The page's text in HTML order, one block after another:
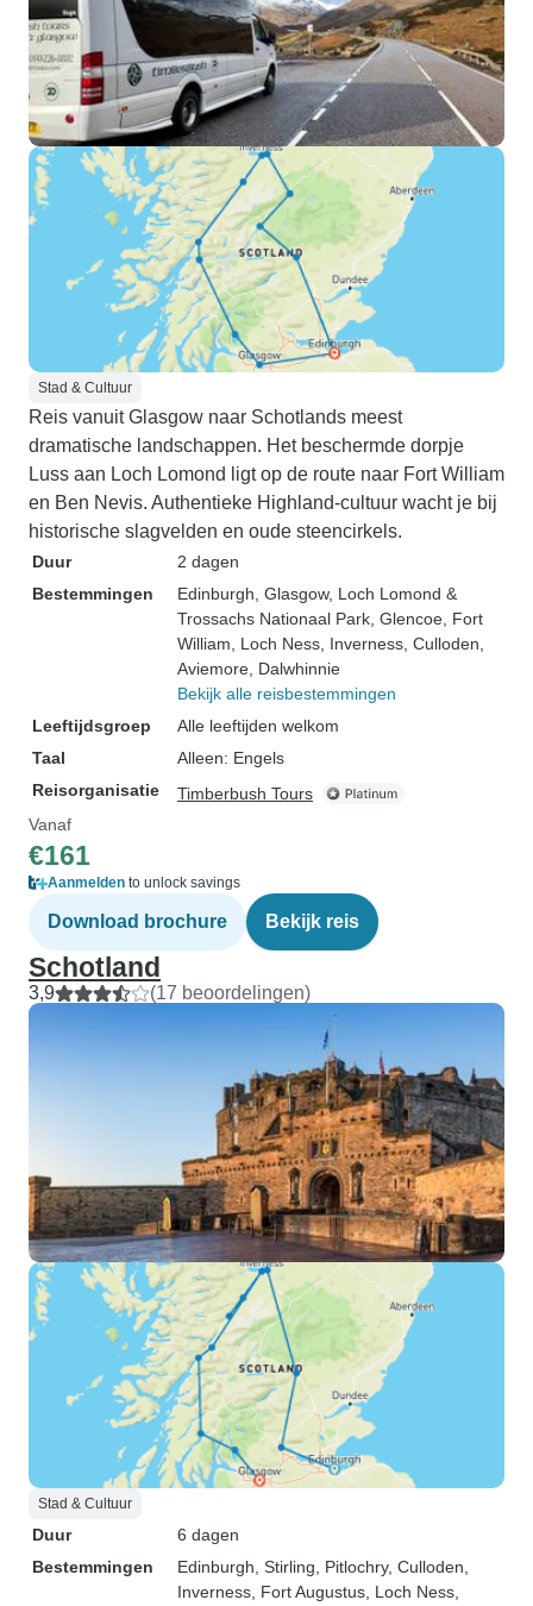
Stad & Cultuur
Reis vanuit Glasgow naar Schotlands meest
dramatische landschappen. Het beschermde dorpje
Luss aan Loch Lomond ligt op de route naar Fort William
en Ben Nevis. Authentieke Highland-cultuur wacht je bij
historische slagvelden en oude steencirkels.
Duur
2 dagen
Bestemmingen
Edinburgh , Glasgow, Loch Lomond &
Trossachs Nationaal Park , Glencoe , Fort
William , Loch Ness , Inverness , Culloden
Aviemore , Dalwhinnie
Bekijk alle reisbestemmingen
Leeftijdsgroep
Alle leeftijden welkom
Taal
Alleen: Engels
Reisorganisatie
Timberbush Tours
Vanaf
€161
Aanmelden to unlock savings
Download brochure Bekijk reis
Schotland
3,9 (17 beoordelingen)
Stad & Cultuur
Duur
6 dagen
Bestemmingen
Edinburgh , Stirling , Pitlochry, Culloden
Inverness , Fort Augustus , Loch Ness